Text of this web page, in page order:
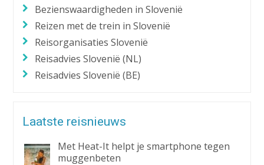
Bezienswaardigheden in Slovenië
Reizen met de trein in Slovenië
Reisorganisaties Slovenië
Reisadvies Slovenië (NL)
Reisadvies Slovenië (BE)
Laatste reisnieuws
Met Heat-It helpt je smartphone tegen
muggenbeten